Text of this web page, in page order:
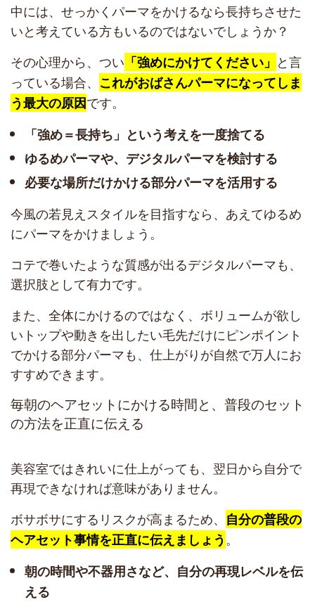
中には、せっかくパーマをかけるなら長持ちさせた
いと考えている方もいるのではないでしょうか？
その心理から、つい 「強めにかけてください」 と言
っている場合、 これがおばさんパーマになってしま
う最大の原因です。
「強め＝長持ち」という考えを一度捨てる
ゆるめパーマや、デジタルパーマを検討する
必要な場所だけかける部分パーマを活用する
今風の若見えスタイルを目指すなら、あえてゆるめ
にパーマをかけましょう。
コテで巻いたような質感が出るデジタルパーマも、
選択肢として有力です。
また、全体にかけるのではなく、ボリュームが欲し
いトップや動きを出したい毛先だけにピンポイント
でかける部分パーマも、仕上がりが自然で万人にお
すすめできます。
毎朝のヘアセットにかける時間と、普段のセット
の方法を正直に伝える
美容室ではきれいに仕上がっても、翌日から自分で
再現できなければ意味がありません。
ボサボサにするリスクが高まるため、 自分の普段の
ヘアセット事情を正直に伝えましょう 。
朝の時間や不器用さなど、自分の再現レベルを伝
える